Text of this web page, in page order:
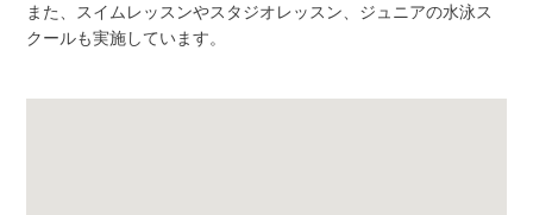
また、スイムレッスンやスタジオレッスン、ジュニアの水泳ス
クールも実施しています。